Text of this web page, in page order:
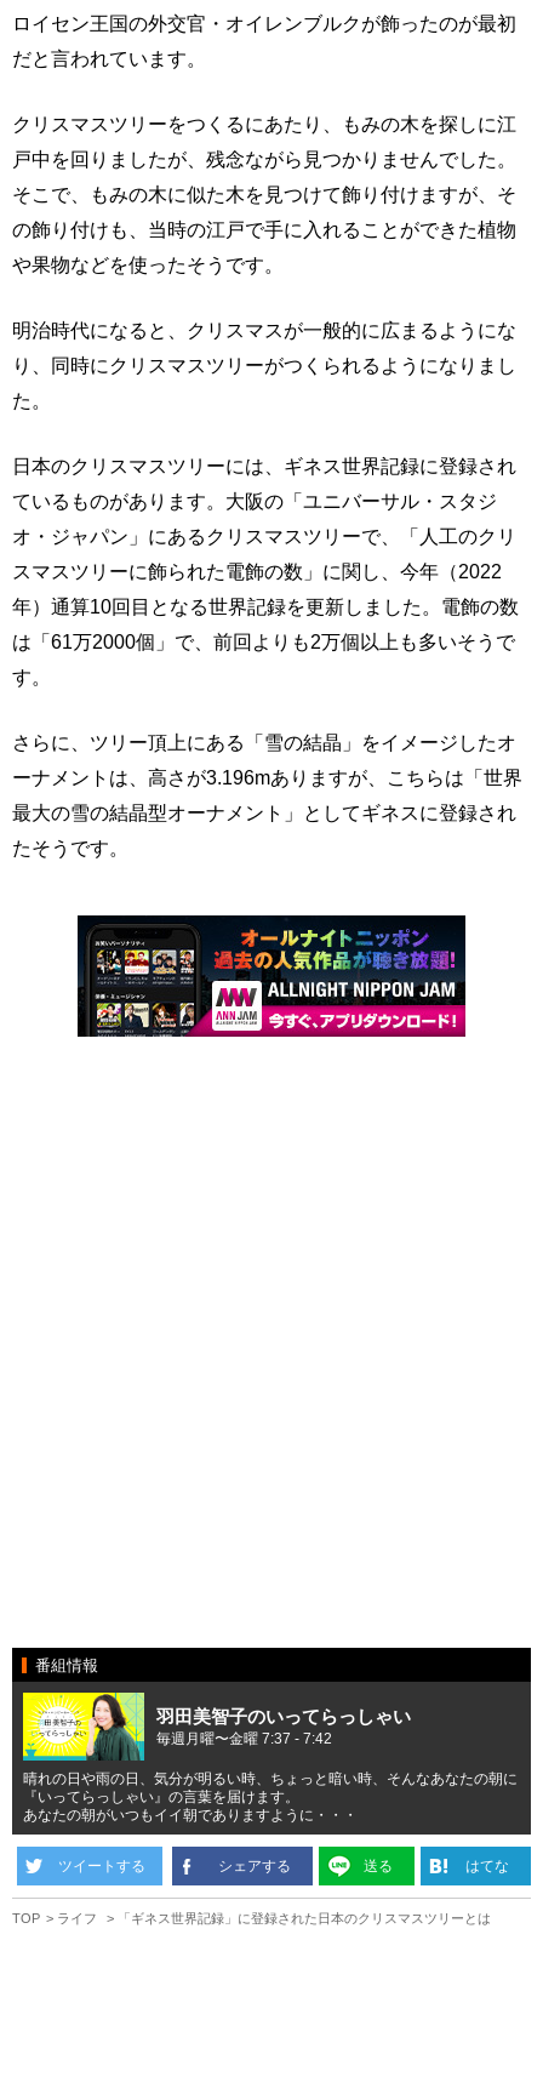
ロイセン王国の外交官・オイレンブルクが飾ったのが最初
だと言われています。
クリスマスツリーをつくるにあたり、もみの木を探しに江
戸中を回りましたが、残念ながら見つかりませんでした。
そこで、もみの木に似た木を見つけて飾り付けますが、そ
の飾り付けも、当時の江戸で手に入れることができた植物
や果物などを使ったそうです。
明治時代になると、クリスマスが一般的に広まるようにな
り、同時にクリスマスツリーがつくられるようになりまし
た。
日本のクリスマスツリーには、ギネス世界記録に登録され
ているものがあります。大阪の「ユニバーサル・スタジ
オ・ジャパン」にあるクリスマスツリーで、「人工のクリ
スマスツリーに飾られた電飾の数」に関し、今年（2022
年）通算10回目となる世界記録を更新しました。電飾の数
は「61万2000個」で、前回よりも2万個以上も多いそうで
す。
さらに、ツリー頂上にある「雪の結晶」をイメージしたオ
ーナメントは、高さが3.196mありますが、こちらは「世界
最大の雪の結晶型オーナメント」としてギネスに登録され
たそうです。
番組情報
羽田美智子のいってらっしゃい
毎週月曜〜金曜 7:37 - 7:42
晴れの日や雨の日、気分が明るい時、ちょっと暗い時、そんなあなたの朝に
『いってらっしゃい』の言葉を届けます。
あなたの朝がいつもイイ朝でありますように・・・
ツイートする シェアする 送る はてな
TOP ライフ 「ギネス世界記録」に登録された日本のクリスマスツリーとは